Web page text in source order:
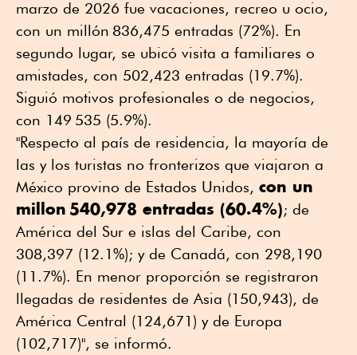
marzo de 2026 fue vacaciones, recreo u ocio,
con un millón 836,475 entradas (72%). En
segundo lugar, se ubicó visita a familiares o
amistades, con 502,423 entradas (19.7%).
Siguió motivos profesionales o de negocios,
con 149 535 (5.9%).
"Respecto al país de residencia, la mayoría de
las y los turistas no fronterizos que viajaron a
México provino de Estados Unidos, con un
millon 540,978 entradas (60.4%); de
América del Sur e islas del Caribe, con
308,397 (12.1%); y de Canadá, con 298,190
(11.7%). En menor proporción se registraron
llegadas de residentes de Asia (150,943), de
América Central (124,671) y de Europa
(102,717)", se informó.